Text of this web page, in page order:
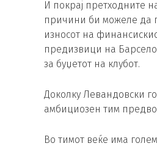
И покрај претходните
причини би можеле да
износот на
предизвици на
за буџетот на клубот.
Доколку Левандовски
амбициозен тим
Во тимот веќе има